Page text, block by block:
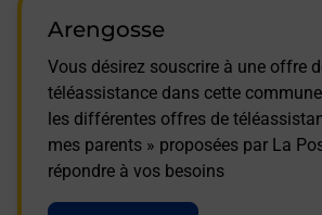
Arengosse
Vous désirez souscrire à une offre
téléassistance dans cette
les différentes offres de
mes parents » proposées par La
répondre à vos besoins